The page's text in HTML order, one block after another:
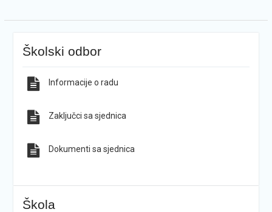
Školski odbor
Informacije o radu
Zaključci sa sjednica
Dokumenti sa sjednica
Škola